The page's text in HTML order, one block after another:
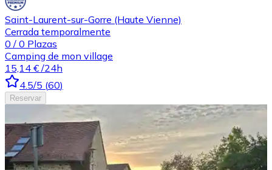
Saint-Laurent-sur-Gorre (Haute Vienne)
Cerrada temporalmente
0 / 0 Plazas
Camping de mon village
15,14 € /24h
4.5/5 (60)
Reservar